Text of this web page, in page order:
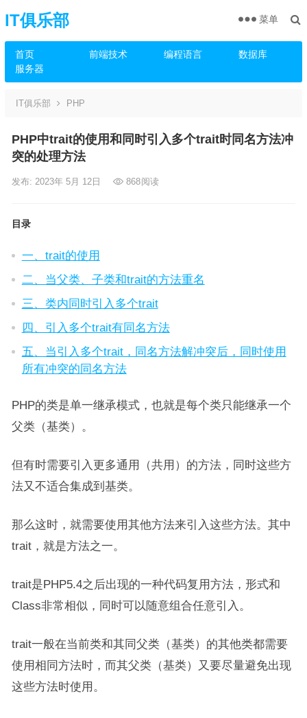
IT俱乐部
首页 前端技术 编程语言
数据库
服务器
菜单
IT俱乐部 PHP
PHP中trait的使用和同时引入多个trait时同名方法冲
突的处理方法
发布: 2023年 5月 12日 868阅读
目录
一、trait的使用
二、当父类、子类和trait的方法重名
三、类内同时引入多个trait
四、引入多个trait有同名方法
五、当引入多个trait，同名方法解冲突后，同时使用
所有冲突的同名方法
PHP的类是单一继承模式，也就是每个类只能继承一个
父类（基类）。
但有时需要引入更多通用（共用）的方法，同时这些方
法又不适合集成到基类。
那么这时，就需要使用其他方法来引入这些方法。其中
trait，就是方法之一。
trait是PHP5.4之后出现的一种代码复用方法，形式和
Class非常相似，同时可以随意组合任意引入。
trait一般在当前类和其同父类（基类）的其他类都需要
使用相同方法时，而其父类（基类）又要尽量避免出现
这些方法时使用。